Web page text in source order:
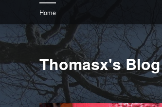
Home
Thomasx's Blog